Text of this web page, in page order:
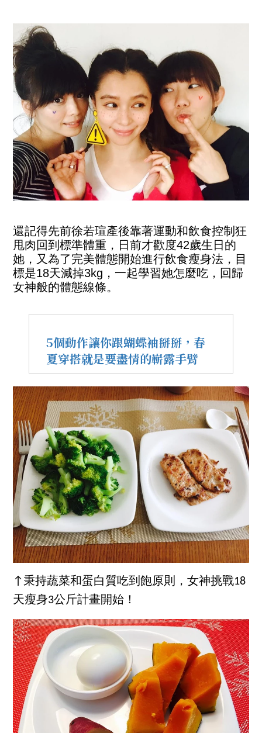
還記得先前徐若瑄產後靠著運動和飲食控制狂
甩肉回到標準體重，日前才歡度42歲生日的
她，又為了完美體態開始進行飲食瘦身法，目
標是18天減掉3kg，一起學習她怎麼吃，回歸
女神般的體態線條。
5個動作讓你跟蝴蝶袖掰掰，春
夏穿搭就是要盡情的嶄露手臂
↑秉持蔬菜和蛋白質吃到飽原則，女神挑戰18
天瘦身3公斤計畫開始！